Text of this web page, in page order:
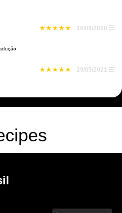
19/06/2020 ☰
29/09/2021 ☰